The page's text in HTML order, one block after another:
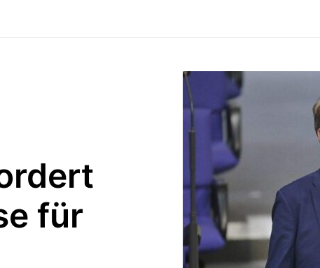
für